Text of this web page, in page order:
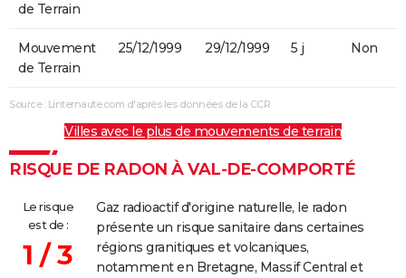
de Terrain
Mouvement
de Terrain
25/12/1999 29/12/1999 5 j Non
Source : Linternaute.com d'après les données de la CCR
Villes avec le plus de mouvements de terrain
RISQUE DE RADON À VAL-DE-COMPORTÉ
Le risque
est de :
1 / 3
Gaz radioactif d'origine naturelle, le radon
présente un risque sanitaire dans certaines
régions granitiques et volcaniques,
notamment en Bretagne, Massif Central et